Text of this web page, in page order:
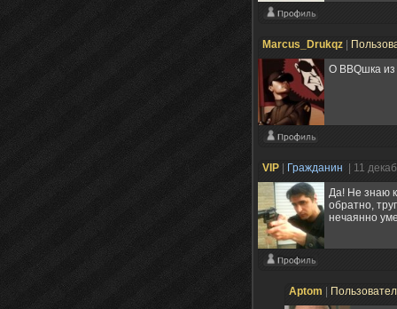
Marcus_Drukqz
О BBQшка из
VIP Гражданин
| 11
Да! Не знаю
обратно,
нечаянно
Aptom